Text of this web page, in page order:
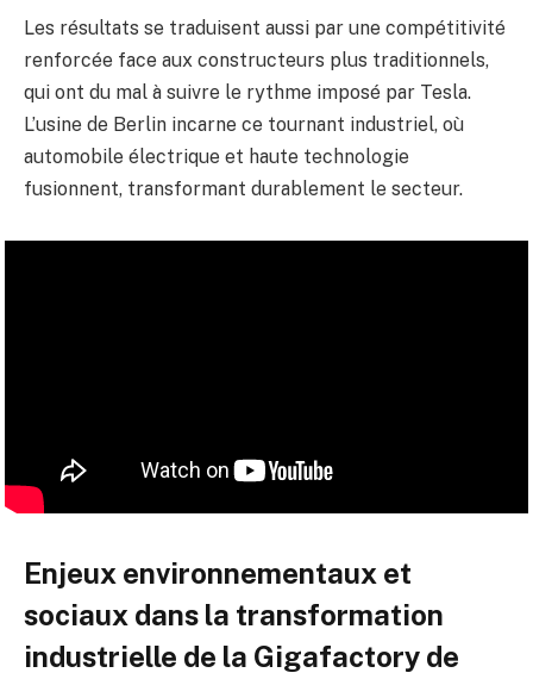
Les résultats se traduisent aussi par une compétitivité
renforcée face aux constructeurs plus traditionnels,
qui ont du mal à suivre le rythme imposé par Tesla.
L’usine de Berlin incarne ce tournant industriel, où
automobile électrique et haute technologie
fusionnent, transformant durablement le secteur.
Enjeux environnementaux et
sociaux dans la transformation
industrielle de la Gigafactory de